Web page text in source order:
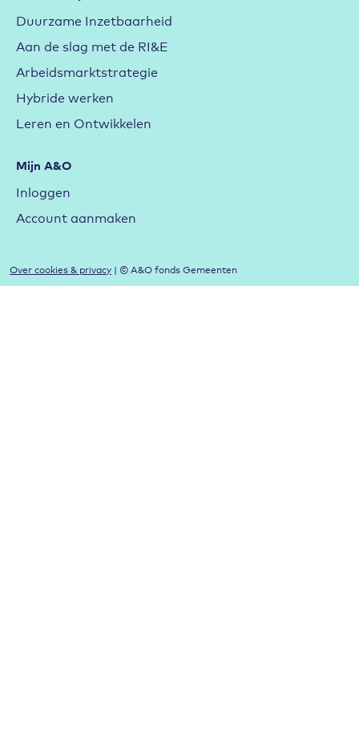
Duurzame Inzetbaarheid
Aan de slag met de RI&E
Arbeidsmarktstrategie
Hybride werken
Leren en Ontwikkelen
Mijn A&O
Inloggen
Account aanmaken
Over cookies & privacy | © A&O fonds Gemeenten